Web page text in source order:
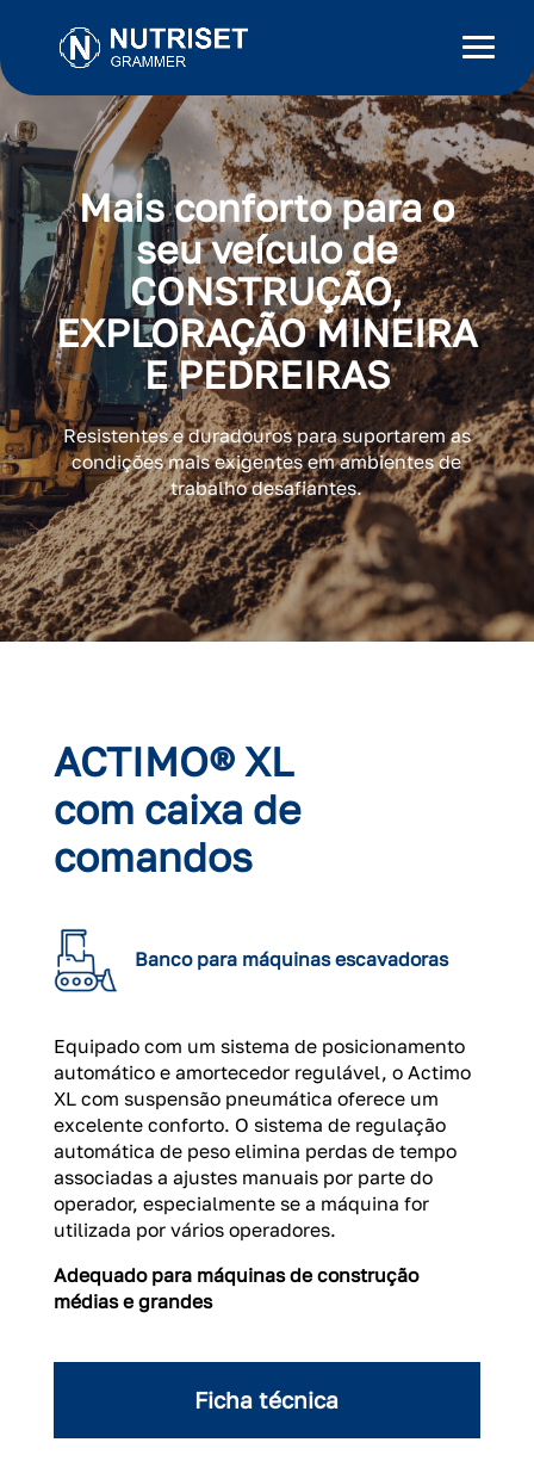
Mais conforto para o
seu veículo de
CONSTRUÇÃO,
EXPLORAÇÃO MINEIRA
E PEDREIRAS
Resistentes e duradouros para suportarem as
condições mais exigentes em ambientes de
trabalho desafiantes.
ACTIMO® XL
com caixa de
comandos
Banco para máquinas escavadoras
Equipado com um sistema de posicionamento
automático e amortecedor regulável, o Actimo
XL com suspensão pneumática oferece um
excelente conforto. O sistema de regulação
automática de peso elimina perdas de tempo
associadas a ajustes manuais por parte do
operador, especialmente se a máquina for
utilizada por vários operadores.
Adequado para máquinas de construção
médias e grandes
Ficha técnica